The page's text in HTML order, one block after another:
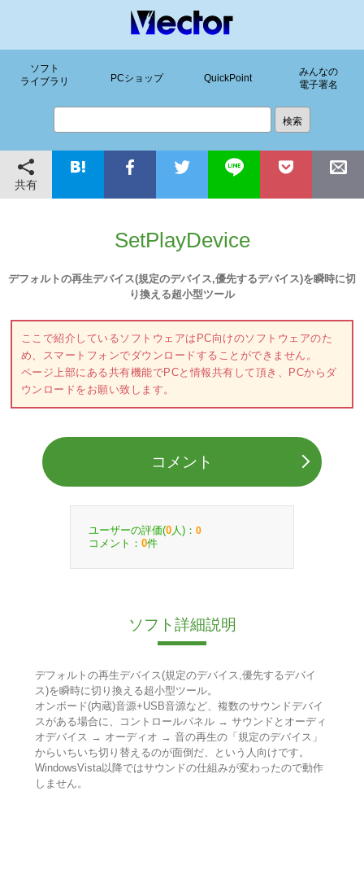
ソフト
ライブラリ
PCショップ QuickPoint
みんなの
電子署名
共有
SetPlayDevice
デフォルトの再生デバイス(規定のデバイス,優先するデバイス)を瞬時に切
り換える超小型ツール
ここで紹介しているソフトウェアはPC向けのソフトウェアのた
め、スマートフォンでダウンロードすることができません。
ページ上部にある共有機能でPCと情報共有して頂き、PCからダ
ウンロードをお願い致します。
コメント
ユーザーの評価(0 人)： 0
コメント： 0件
ソフト詳細説明
デフォルトの再生デバイス(規定のデバイス,優先するデバイ
ス)を瞬時に切り換える超小型ツール。
オンボード(内蔵)音源+USB音源など、複数のサウンドデバイ
スがある場合に、コントロールパネル → サウンドとオーディ
オデバイス → オーディオ → 音の再生の「規定のデバイス」
からいちいち切り替えるのが面倒だ、という人向けです。
WindowsVista以降ではサウンドの仕組みが変わったので動作
しません。